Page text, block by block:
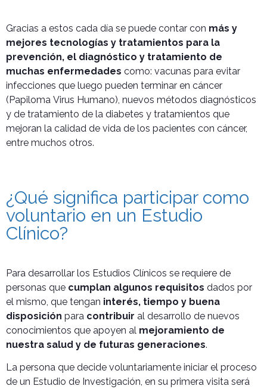
Gracias a estos cada día se puede contar con más y
mejores tecnologías y tratamientos para la
prevención, el diagnóstico y tratamiento de
muchas enfermedades como: vacunas para evitar
infecciones que luego pueden terminar en cáncer
(Papiloma Virus Humano), nuevos métodos diagnósticos
y de tratamiento de la diabetes y tratamientos que
mejoran la calidad de vida de los pacientes con cáncer,
entre muchos otros.
¿Qué significa participar como
voluntario en un Estudio
Clínico?
Para desarrollar los Estudios Clínicos se requiere de
personas que cumplan algunos requisitos dados por
el mismo, que tengan interés, tiempo y buena
disposición para contribuir al desarrollo de nuevos
conocimientos que apoyen al mejoramiento de
nuestra salud y de futuras generaciones.
La persona que decide voluntariamente iniciar el proceso
de un Estudio de Investigación, en su primera visita será